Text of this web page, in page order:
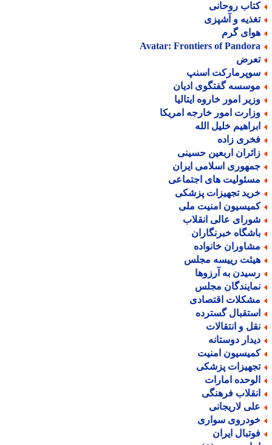
روحانی
و آشپزی
گرم
Avatar: Frontiers of
اسنپ
گفتگوی ادیان
امور خاروه ایتالیا
امور خارجه امریکا
خلیل الله
زاده
اربعین حسینی
اسلامی ایران
های اجتماعی
تجهیزات پزشکی
امنیت ملی
عالی انقلاب
خبرنگاران
خانواده
رییسه مجلس
به آرزوها
مجلس
اقتصادی
گسترده
و انتقالات
دوستانه
امنیت
پزشکی
امارات
فرهنگی
لاریجانی
سواری
ایران